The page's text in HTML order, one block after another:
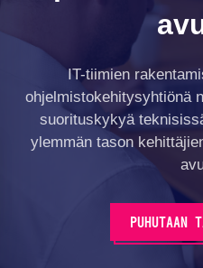
IT-tiimien
ohjelmistokehitysyhtiönä
suorituskykyä
ylemmän tason
PUHUTAAN